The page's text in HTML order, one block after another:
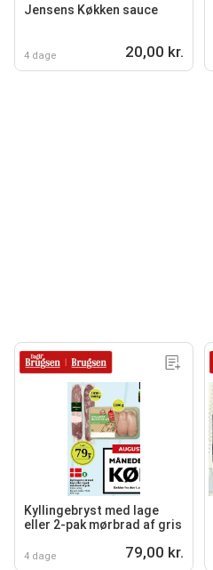
Jensens Køkken sauce
4 dage 20,00 kr.
Kyllingebryst med lage
eller 2-pak mørbrad af gris
4 dage 79,00 kr.